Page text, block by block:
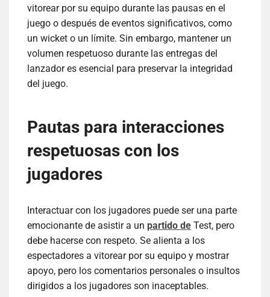
vitorear por su equipo durante las pausas en el
juego o después de eventos significativos, como
un wicket o un límite. Sin embargo, mantener un
volumen respetuoso durante las entregas del
lanzador es esencial para preservar la integridad
del juego.
Pautas para interacciones
respetuosas con los
jugadores
Interactuar con los jugadores puede ser una parte
emocionante de asistir a un partido de Test, pero
debe hacerse con respeto. Se alienta a los
espectadores a vitorear por su equipo y mostrar
apoyo, pero los comentarios personales o insultos
dirigidos a los jugadores son inaceptables.